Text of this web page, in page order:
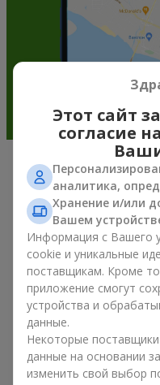
Если вы ищете
обрез, у нас есть для
вы можете купить
корзина с изысканными
вкусным чаем или даже
становится идеальным
самостоятельным
лаконичное оформление
Этот сайт
согласие
аналитика,
Хранение и/или
Вашем
Информация с Вашего
cookie и уникальные
поставщикам. Кроме
приложение смогут
устройства и
данные.
Некоторые
данные на основании
изменить свой выбор